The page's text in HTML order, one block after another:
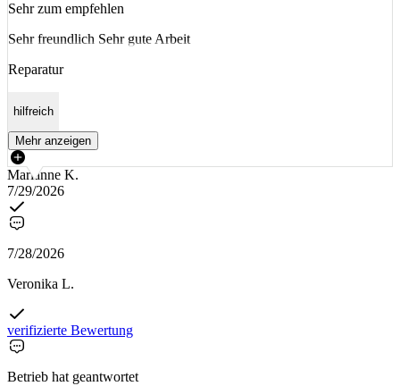
Sehr zum empfehlen
Sehr freundlich Sehr gute Arbeit
Reparatur
hilfreich
Mehr anzeigen
Marianne K.
7/29/2026
7/28/2026
Veronika L.
verifizierte Bewertung
Betrieb hat geantwortet